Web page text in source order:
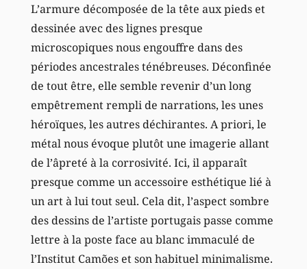
L’armure décomposée de la tête aux pieds et
dessinée avec des lignes presque
microscopiques nous engouffre dans des
périodes ancestrales ténébreuses. Déconfinée
de tout être, elle semble revenir d’un long
empêtrement rempli de narrations, les unes
héroïques, les autres déchirantes. A priori, le
métal nous évoque plutôt une imagerie allant
de l’âpreté à la corrosivité. Ici, il apparaît
presque comme un accessoire esthétique lié à
un art à lui tout seul. Cela dit, l’aspect sombre
des dessins de l’artiste portugais passe comme
lettre à la poste face au blanc immaculé de
l’Institut Camões et son habituel minimalisme.